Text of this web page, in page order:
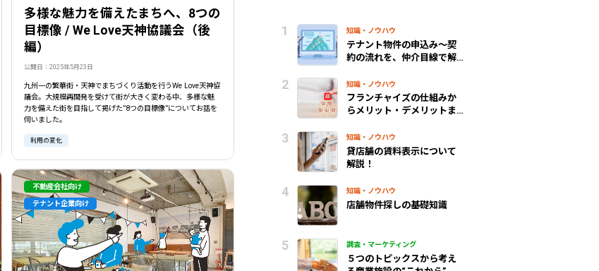
多様な魅力を備えたまちへ、8つの
目標像 / We Love天神協議会（後
編）
公開日：2025年5月23日
九州一の繁華街・天神でまちづくり活動を行うWe Love天神協
議会。大規模再開発を受けて街が大きく変わる中、多様な魅
力を備えた街を目指して掲げた”8つの目標像”についてお話を
伺いました。
利用の変化
不動産会社向け
テナント企業向け
知識・ノウハウ
テナント物件の申込み～契
約の流れを、仲介目線で解
知識・ノウハウ
フランチャイズの仕組みか
らメリット・デメリットま
知識・ノウハウ
貸店舗の賃料表示について
解説！
知識・ノウハウ
店舗物件探しの基礎知識
調査・マーケティング
５つのトピックスから考え